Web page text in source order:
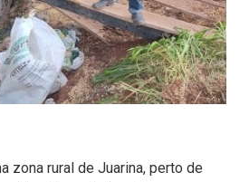
zona rural de Juarina, perto de